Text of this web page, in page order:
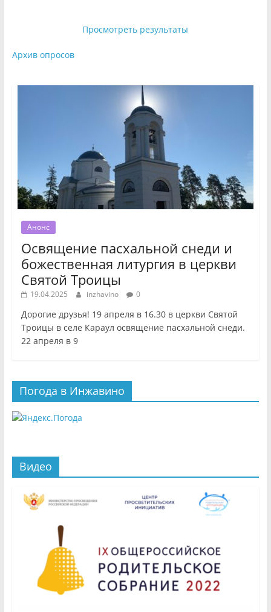
Просмотреть результаты
Архив опросов
Анонс
Освящение пасхальной снеди и
божественная литургия в церкви
Святой Троицы
19.04.2025 inzhavino 0
Дорогие друзья! 19 апреля в 16.30 в церкви Святой
Троицы в селе Караул освящение пасхальной снеди.
22 апреля в 9
Погода в Инжавино
Видео